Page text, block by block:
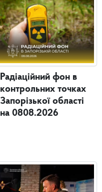
Радіаційний фон в
контрольних точках
Запорізької області
на 0808.2026